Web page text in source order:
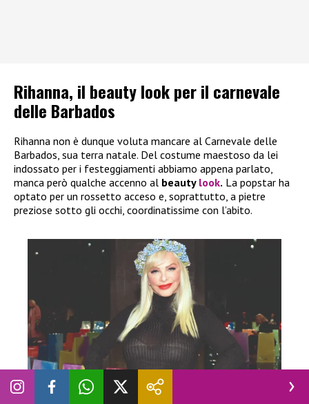
Rihanna, il beauty look per il carnevale
delle Barbados
Rihanna non è dunque voluta mancare al Carnevale delle
Barbados, sua terra natale. Del costume maestoso da lei
indossato per i festeggiamenti abbiamo appena parlato,
manca però qualche accenno al beauty look. La popstar ha
optato per un rossetto acceso e, soprattutto, a pietre
preziose sotto gli occhi, coordinatissime con l’abito.